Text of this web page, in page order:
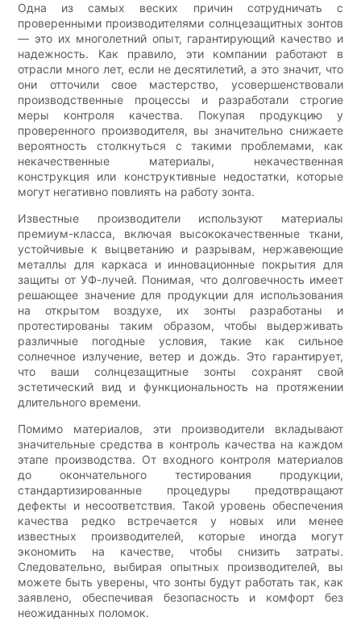
Одна из самых веских причин сотрудничать с
проверенными производителями солнцезащитных зонтов
— это их многолетний опыт, гарантирующий качество и
надежность. Как правило, эти компании работают в
отрасли много лет, если не десятилетий, а это значит, что
они отточили свое мастерство, усовершенствовали
производственные процессы и разработали строгие
меры контроля качества. Покупая продукцию у
проверенного производителя, вы значительно снижаете
вероятность столкнуться с такими проблемами, как
некачественные материалы, некачественная
конструкция или конструктивные недостатки, которые
могут негативно повлиять на работу зонта.
Известные производители используют материалы
премиум-класса, включая высококачественные ткани,
устойчивые к выцветанию и разрывам, нержавеющие
металлы для каркаса и инновационные покрытия для
защиты от УФ-лучей. Понимая, что долговечность имеет
решающее значение для продукции для использования
на открытом воздухе, их зонты разработаны и
протестированы таким образом, чтобы выдерживать
различные погодные условия, такие как сильное
солнечное излучение, ветер и дождь. Это гарантирует,
что ваши солнцезащитные зонты сохранят свой
эстетический вид и функциональность на протяжении
длительного времени.
Помимо материалов, эти производители вкладывают
значительные средства в контроль качества на каждом
этапе производства. От входного контроля материалов
до окончательного тестирования продукции,
стандартизированные процедуры предотвращают
дефекты и несоответствия. Такой уровень обеспечения
качества редко встречается у новых или менее
известных производителей, которые иногда могут
экономить на качестве, чтобы снизить затраты.
Следовательно, выбирая опытных производителей, вы
можете быть уверены, что зонты будут работать так, как
заявлено, обеспечивая безопасность и комфорт без
неожиданных поломок.